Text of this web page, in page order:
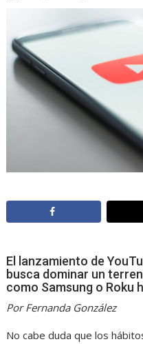
El lanzamiento de
busca dominar un
como Samsung o Roku
Por Fernanda González
No cabe duda que los